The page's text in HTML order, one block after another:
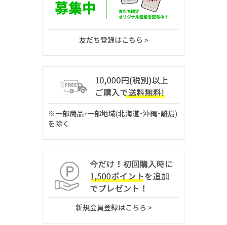
友だち登録はこちら >
※一部商品・一部地域(北海道・沖縄・離島)
を除く
新規会員登録はこちら >